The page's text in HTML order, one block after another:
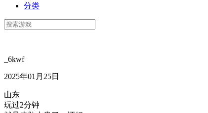
分类
_6kwf
2025年01月25日
山东
玩过2分钟